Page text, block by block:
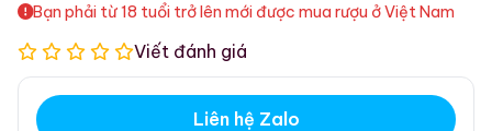
Bạn phải từ 18 tuổi trở lên mới được mua rượu ở Việt Nam
Viết đánh giá
Liên hệ Zalo